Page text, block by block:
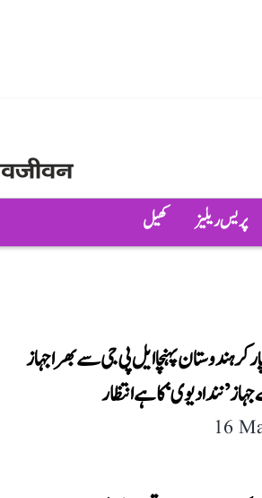
پریس ریلیز کھیل
ہندوستان پہنچا ایل پی جی سے بھرا جہاز
’نندا دیوی‘ کا ہے انتظار
16